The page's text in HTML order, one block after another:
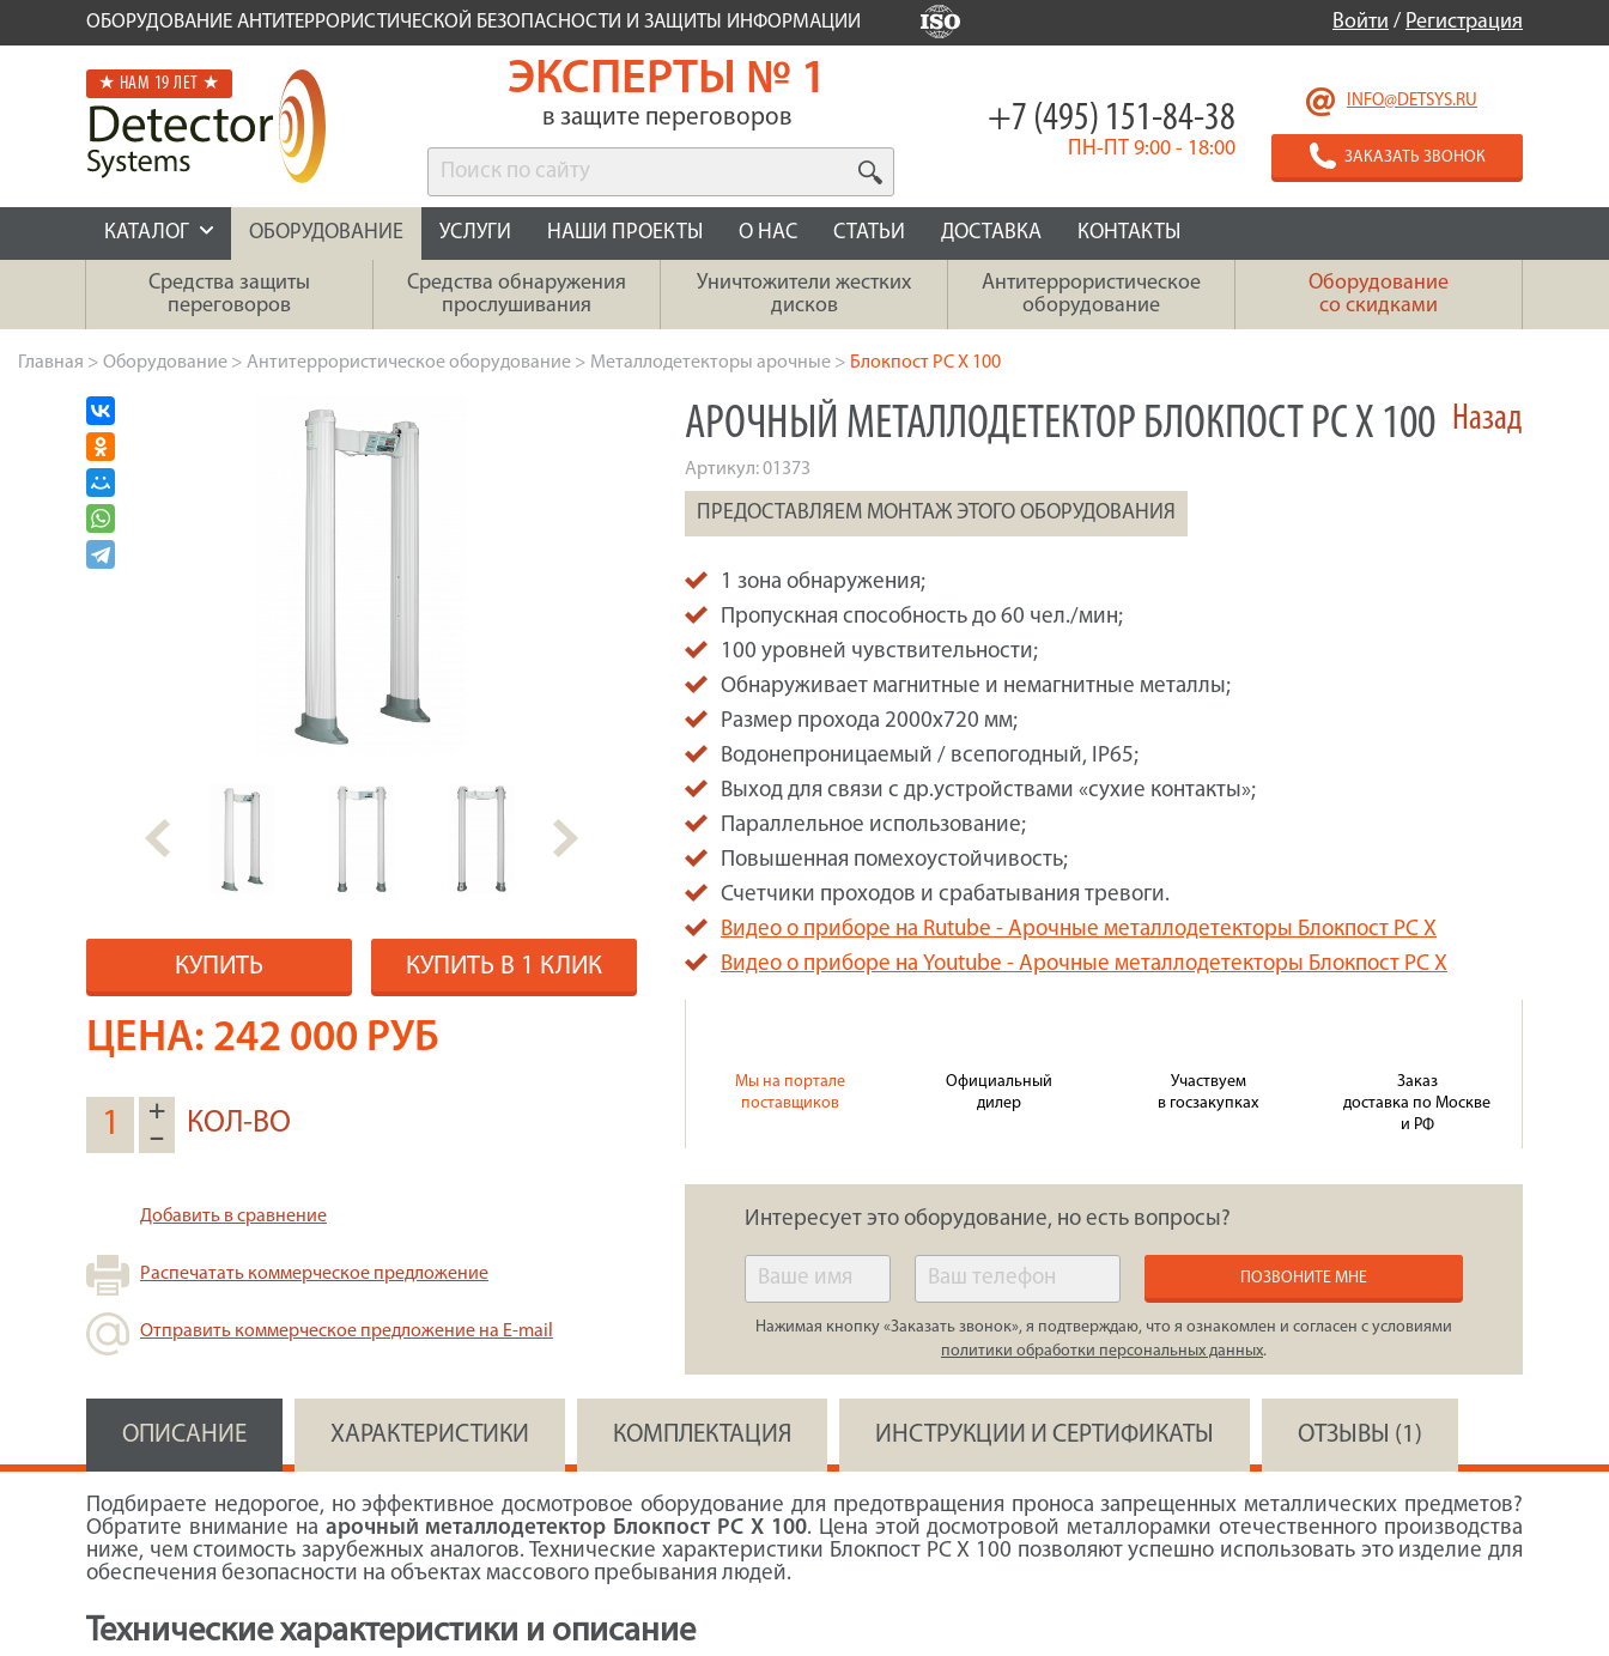
ОБОРУДОВАНИЕ АНТИТЕРРОРИСТИЧЕСКОЙ БЕЗОПАСНОСТИ И ЗАЩИТЫ ИНФОРМАЦИИ Войти / Регистрация
★ НАМ 19 ЛЕТ ★ ЭКСПЕРТЫ № 1
в защите переговоров
INFO@DETSYS.RU
ЗАКАЗАТЬ ЗВОНОК
+7 (495) 151-84-38
ПН-ПТ 9:00 - 18:00
КАТАЛОГ ОБОРУДОВАНИЕ УСЛУГИ НАШИ ПРОЕКТЫ О НАС СТАТЬИ ДОСТАВКА КОНТАКТЫ
Средства защиты
переговоров
Средства обнаружения
прослушивания
Уничтожители жестких
дисков
Антитеррористическое
оборудование
Оборудование
со скидками
Главная > Оборудование > Антитеррористическое оборудование > Металлодетекторы арочные > Блокпост PC X 100
Назад
КУПИТЬ КУПИТЬ В 1 КЛИК
ЦЕНА: 242 000 РУБ
+
–
КОЛ-ВО
Добавить в сравнение
Распечатать коммерческое предложение
Отправить коммерческое предложение на E-mail
АРОЧНЫЙ МЕТАЛЛОДЕТЕКТОР БЛОКПОСТ PC X 100
Артикул:01373
ПРЕДОСТАВЛЯЕМ МОНТАЖ ЭТОГО ОБОРУДОВАНИЯ
1 зона обнаружения;
Пропускная способность до 60 чел./мин;
100 уровней чувствительности;
Обнаруживает магнитные и немагнитные металлы;
Размер прохода 2000х720 мм;
Водонепроницаемый / всепогодный, IP65;
Выход для связи с др.устройствами «сухие контакты»;
Параллельное использование;
Повышенная помехоустойчивость;
Счетчики проходов и срабатывания тревоги.
Видео о приборе на Rutube - Арочные металлодетекторы Блокпост PC X
Видео о приборе на Youtube - Арочные металлодетекторы Блокпост PC X
Мы на портале
поставщиков
Официальный
дилер
Участвуем
в госзакупках
Заказ
доставка по Москве
и РФ
Интересует это оборудование, но есть вопросы?
ПОЗВОНИТЕ МНЕ
Нажимая кнопку «Заказать звонок», я подтверждаю, что я ознакомлен и согласен с условиями
политики обработки персональных данных.
ОПИСАНИЕ ХАРАКТЕРИСТИКИ КОМПЛЕКТАЦИЯ ИНСТРУКЦИИ И СЕРТИФИКАТЫ ОТЗЫВЫ (1)
Подбираете недорогое, но эффективное досмотровое оборудование для предотвращения проноса запрещенных металлических предметов?
Обратите внимание на арочный металлодетектор Блокпост PC X 100. Цена этой досмотровой металлорамки отечественного производства
ниже, чем стоимость зарубежных аналогов. Технические характеристики Блокпост PC X 100 позволяют успешно использовать это изделие для
обеспечения безопасности на объектах массового пребывания людей.
Технические характеристики и описание